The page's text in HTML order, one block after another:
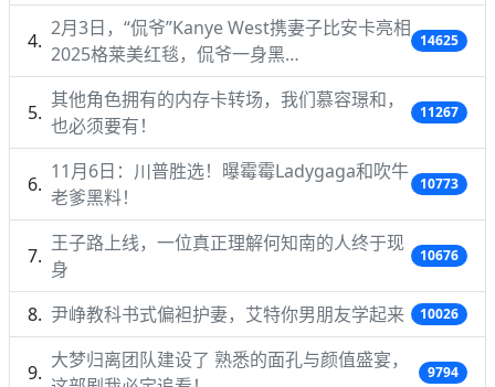
2月3日，“侃爷”Kanye West携妻子比安卡亮相
2025格莱美红毯，侃爷一身黑…
14625
其他角色拥有的内存卡转场，我们慕容璟和，
也必须要有！
11267
11月6日：川普胜选！曝霉霉Ladygaga和吹牛
老爹黑料！
10773
王子路上线，一位真正理解何知南的人终于现
身
10676
尹峥教科书式偏袒护妻，艾特你男朋友学起来 10026
大梦归离团队建设了 熟悉的面孔与颜值盛宴，
9794